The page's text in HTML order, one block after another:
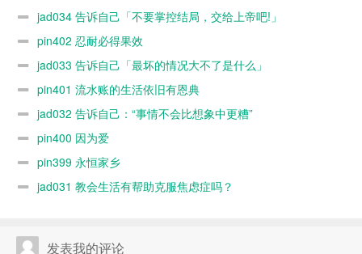
上帝吧!」
什么」
jad034 告诉自己「不要掌控结局，交给上帝吧!」
pin402 忍耐必得果效
jad033 告诉自己「最坏的情况大不了是什么」
pin401 流水账的生活依旧有恩典
jad032 告诉自己：“事情不会比想象中更糟”
pin400 因为爱
pin399 永恒家乡
jad031 教会生活有帮助克服焦虑症吗？
发表我的评论